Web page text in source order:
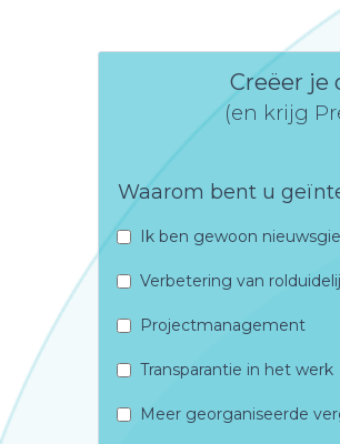
Creëer je
(en krijg
Waarom bent u
Ik ben gewoon
Verbetering van
Projectmanagement
Transparantie in het werk
Meer georganiseerde